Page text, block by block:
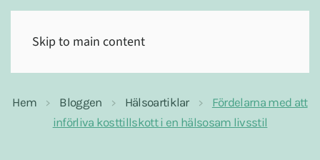
Skip to main content
Hem Bloggen Hälsoartiklar
Fördelarna med att
införliva kosttillskott i en hälsosam livsstil